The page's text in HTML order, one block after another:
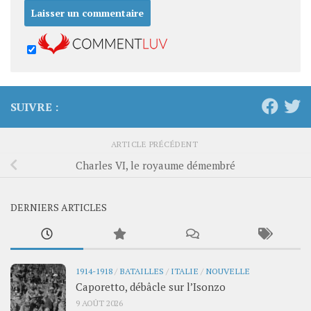
SUIVRE :
ARTICLE PRÉCÉDENT
Charles VI, le royaume démembré
DERNIERS ARTICLES
1914-1918/ BATAILLES / ITALIE / NOUVELLE
Caporetto, débâcle sur l’Isonzo
9 AOÛT 2026